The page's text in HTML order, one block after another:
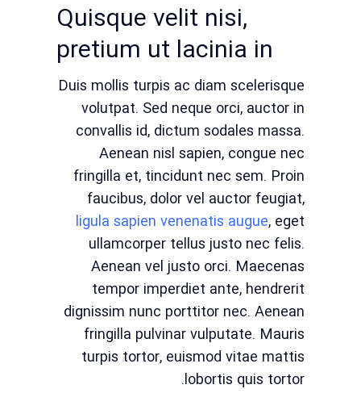
Quisque velit nisi,
pretium ut lacinia in
Duis mollis turpis ac diam scelerisque
volutpat. Sed neque orci, auctor in
convallis id, dictum sodales massa.
Aenean nisl sapien, congue nec
fringilla et, tincidunt nec sem. Proin
faucibus, dolor vel auctor feugiat,
ligula sapien venenatis augue, eget
ullamcorper tellus justo nec felis.
Aenean vel justo orci. Maecenas
tempor imperdiet ante, hendrerit
dignissim nunc porttitor nec. Aenean
fringilla pulvinar vulputate. Mauris
turpis tortor, euismod vitae mattis
lobortis quis tortor.